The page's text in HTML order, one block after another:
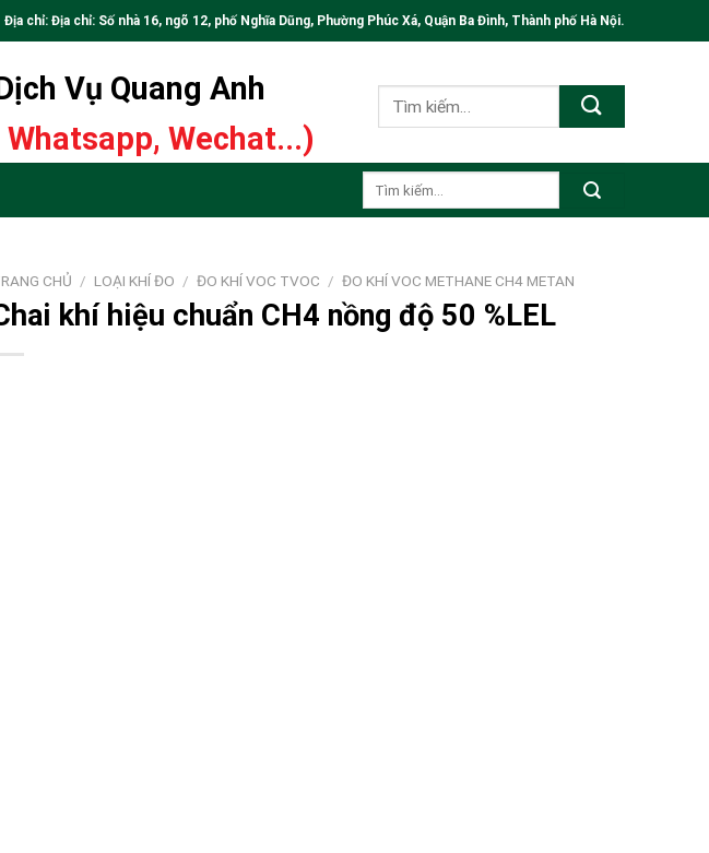
chỉ: Địa chỉ: Số nhà 16, ngõ 12, phố Nghĩa Dũng, Phường Phúc Xá, Quận Ba Đình, Thành phố Hà Nội.
Vụ Quang Anh
Whatsapp, Wechat...)
Tìm
CHỦ / LOẠI KHÍ ĐO / ĐO KHÍ VOC TVOC / ĐO KHÍ VOC METHANE CH4 METAN
khí hiệu chuẩn CH4 nồng độ 50 %LEL